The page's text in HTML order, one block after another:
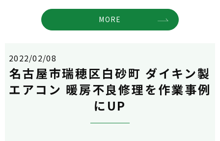
MORE
2022/02/08
名古屋市瑞穂区白砂町 ダイキン製
エアコン 暖房不良修理を作業事例
にUP